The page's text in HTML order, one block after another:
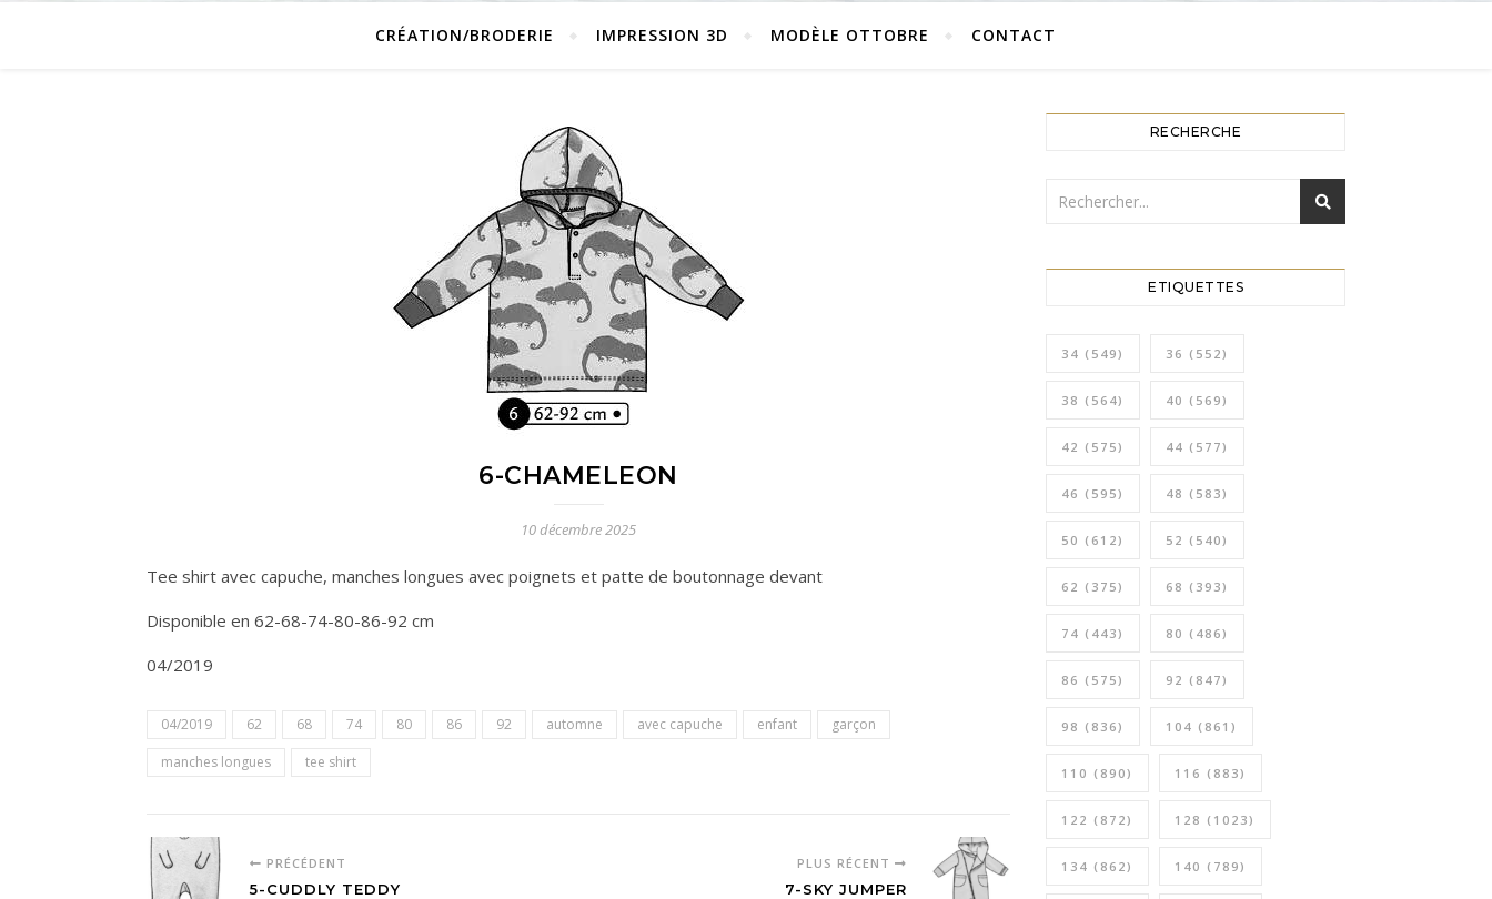
CRÉATION/BRODERIE IMPRESSION 3D MODÈLE OTTOBRE CONTACT
6-CHAMELEON
10 décembre 2025
Tee shirt avec capuche, manches longues avec poignets et patte de boutonnage devant
Disponible en 62-68-74-80-86-92 cm
04/2019
04/2019 62 68 74 80 86 92 automne avec capuche enfant
garçon
manches longues
tee shirt
PRÉCÉDENT
5-CUDDLY TEDDY
PLUS RÉCENT
7-SKY JUMPER
RECHERCHE
ETIQUETTES
34 (549) 36 (552)
38 (564) 40 (569)
42 (575) 44 (577)
46 (595) 48 (583)
50 (612) 52 (540)
62 (375) 68 (393)
74 (443) 80 (486)
86 (575) 92 (847)
98 (836) 104 (861)
110 (890) 116 (883)
122 (872) 128 (1023)
134 (862) 140 (789)